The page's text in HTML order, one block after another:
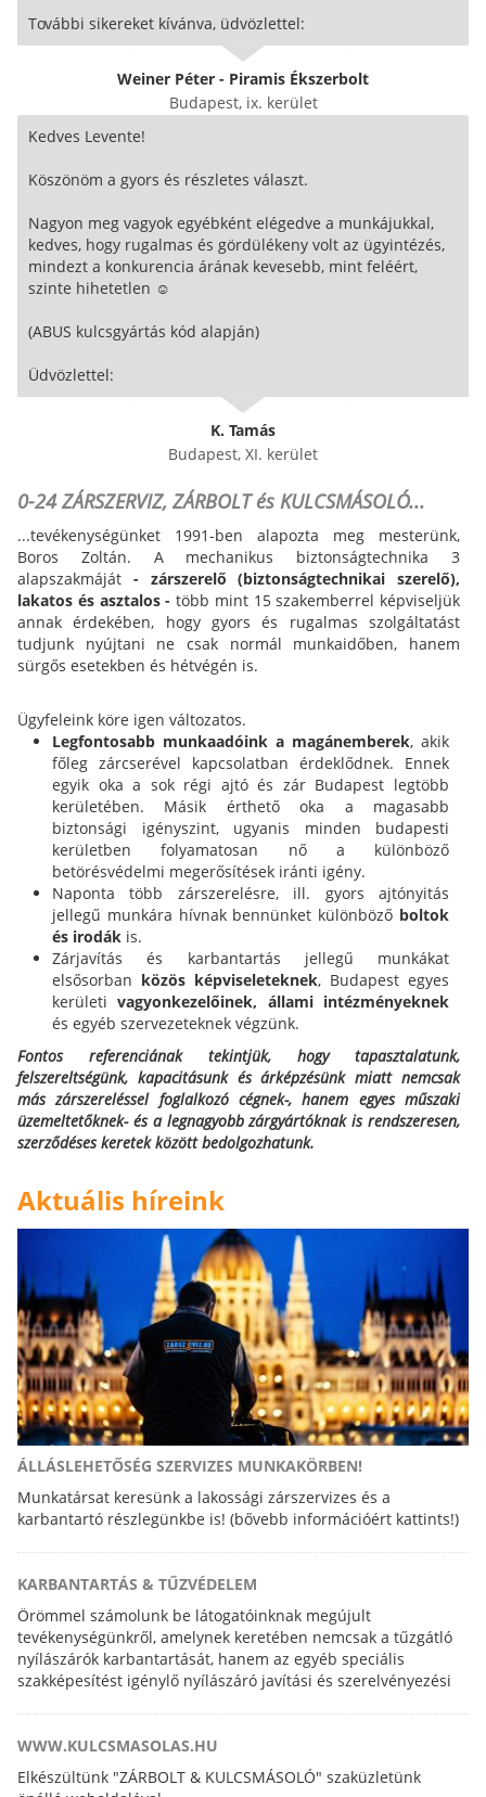
További sikereket kívánva, üdvözlettel:
Weiner Péter - Piramis Ékszerbolt
Budapest, ix. kerület
Kedves Levente!
Köszönöm a gyors és részletes választ.
Nagyon meg vagyok egyébként elégedve a munkájukkal,
kedves, hogy rugalmas és gördülékeny volt az ügyintézés,
mindezt a konkurencia árának kevesebb, mint feléért,
szinte hihetetlen ☺️
(ABUS kulcsgyártás kód alapján)
Üdvözlettel:
K. Tamás
Budapest, XI. kerület
0-24 ZÁRSZERVIZ, ZÁRBOLT és KULCSMÁSOLÓ...
...tevékenységünket 1991-ben alapozta meg mesterünk,
Boros Zoltán. A mechanikus biztonságtechnika 3
alapszakmáját - zárszerelő (biztonságtechnikai szerelő),
lakatos és asztalos - több mint 15 szakemberrel képviseljük
annak érdekében, hogy gyors és rugalmas szolgáltatást
tudjunk nyújtani ne csak normál munkaidőben, hanem
sürgős esetekben és hétvégén is.
Ügyfeleink köre igen változatos.
Legfontosabb munkaadóink a magánemberek, akik
főleg zárcserével kapcsolatban érdeklődnek. Ennek
egyik oka a sok régi ajtó és zár Budapest legtöbb
kerületében. Másik érthető oka a magasabb
biztonsági igényszint, ugyanis minden budapesti
kerületben folyamatosan nő a különböző
betörésvédelmi megerősítések iránti igény.
Naponta több zárszerelésre, ill. gyors ajtónyitás
jellegű munkára hívnak bennünket különböző boltok
és irodák is.
Zárjavítás és karbantartás jellegű munkákat
elsősorban közös képviseleteknek, Budapest egyes
kerületivagyonkezelőinek, állami intézményeknek
és egyéb szervezeteknek végzünk.
Fontos referenciának tekintjük, hogy tapasztalatunk,
felszereltségünk, kapacitásunk és árképzésünk miatt nemcsak
más zárszereléssel foglalkozó cégnek-, hanem egyes műszaki
üzemeltetőknek- és a legnagyobb zárgyártóknak is rendszeresen,
szerződéses keretek között bedolgozhatunk.
Aktuális híreink
ÁLLÁSLEHETŐSÉG SZERVIZES MUNKAKÖRBEN!
Munkatársat keresünk a lakossági zárszervizes és a
karbantartó részlegünkbe is! (bővebb információért kattints!)
KARBANTARTÁS & TŰZVÉDELEM
Örömmel számolunk be látogatóinknak megújult
tevékenységünkről, amelynek keretében nemcsak a tűzgátló
nyílászárók karbantartását, hanem az egyéb speciális
szakképesítést igénylő nyílászáró javítási és szerelvényezési
WWW.KULCSMASOLAS.HU
Elkészültünk "ZÁRBOLT & KULCSMÁSOLÓ" szaküzletünk